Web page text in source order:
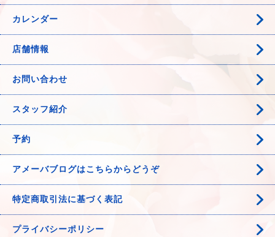
カレンダー
店舗情報
お問い合わせ
スタッフ紹介
予約
アメーバブログはこちらからどうぞ
特定商取引法に基づく表記
プライバシーポリシー